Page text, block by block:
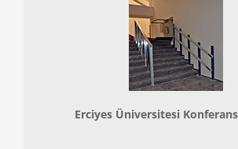
Erciyes Üniversitesi